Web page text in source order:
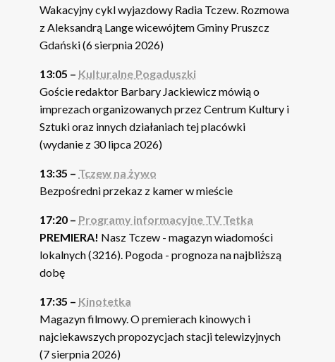
Wakacyjny cykl wyjazdowy Radia Tczew. Rozmowa
z Aleksandrą Lange wicewójtem Gminy Pruszcz
Gdański (6 sierpnia 2026)
13:05 – Kulturalne Pogaduszki
Goście redaktor Barbary Jackiewicz mówią o
imprezach organizowanych przez Centrum Kultury i
Sztuki oraz innych działaniach tej placówki
(wydanie z 30 lipca 2026)
13:35 – Tczew na żywo
Bezpośredni przekaz z kamer w mieście
17:20 – Programy informacyjne TV Tetka
PREMIERA! Nasz Tczew - magazyn wiadomości
lokalnych (3216). Pogoda - prognoza na najbliższą
dobę
17:35 – Kinotetka
Magazyn filmowy. O premierach kinowych i
najciekawszych propozycjach stacji telewizyjnych
(7 sierpnia 2026)